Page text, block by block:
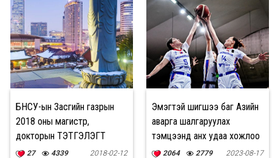
БНСУ-ын Засгийн газрын
2018 оны магистр,
докторын ТЭТГЭЛЭГТ
хөтөлбөр зарлагдлаа
27 4339 2018-02-12
Эмэгтэй шигшээ баг Азийн
аварга шалгаруулах
тэмцээнд анх удаа хожлоо
2064 2779 2023-08-17